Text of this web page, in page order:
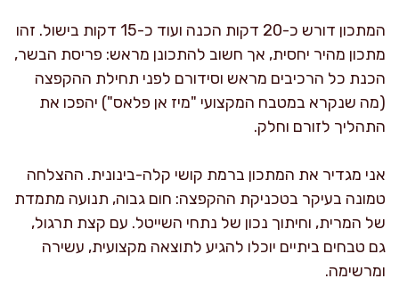
המתכון דורש כ-20 דקות הכנה ועוד כ-15 דקות בישול. זהו
מתכון מהיר יחסית, אך חשוב להתכונן מראש: פריסת הבשר,
הכנת כל הרכיבים מראש וסידורם לפני תחילת ההקפצה
(מה שנקרא במטבח המקצועי "מיז אן פלאס") יהפכו את
התהליך לזורם וחלק.
אני מגדיר את המתכון ברמת קושי קלה-בינונית. ההצלחה
טמונה בעיקר בטכניקת ההקפצה: חום גבוה, תנועה מתמדת
של המרית, וחיתוך נכון של נתחי השייטל. עם קצת תרגול,
גם טבחים ביתיים יוכלו להגיע לתוצאה מקצועית, עשירה
ומרשימה.